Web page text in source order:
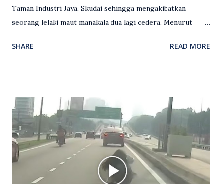
Taman Industri Jaya, Skudai sehingga mengakibatkan
seorang lelaki maut manakala dua lagi cedera. Menurut
kejadian berlaku sekitar jam 11 malam dan pihak polis
hiburan di kawasan berkenaan. Seorang mangsa disahkan
meninggal dunia di lokasi kejadian akibat terkena tembakan,
manakala seorang lagi mangsa mengalami kecederaan.
Turut dipercayai terdapat seorang lagi individu cedera
namun identitinya masih belum dikenal pasti selepas dibawa
keluar dari lokasi oleh kenalannya. Polis kini sedang giat
SHARE READ MORE